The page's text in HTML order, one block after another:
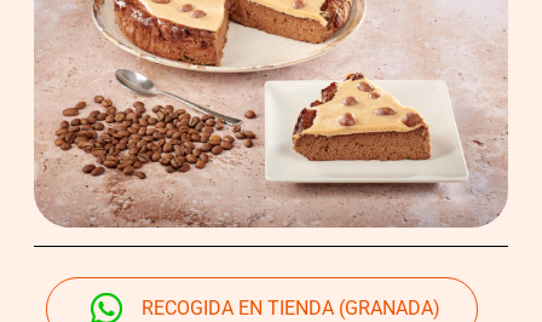
RECOGIDA EN TIENDA (GRANADA)